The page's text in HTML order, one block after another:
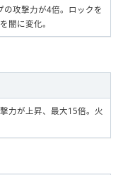
の攻撃力が4倍。ロックを
闇に変化。
力が上昇、最大15倍。火